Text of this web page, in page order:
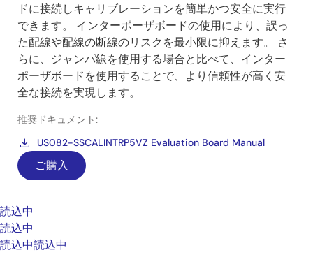
ドに接続しキャリブレーションを簡単かつ安全に実行
できます。 インターポーザボードの使用により、誤っ
た配線や配線の断線のリスクを最小限に抑えます。 さ
らに、ジャンパ線を使用する場合と比べて、インター
ポーザボードを使用することで、より信頼性が高く安
全な接続を実現します。
推奨ドキュメント:
US082-SSCALINTRP5VZ Evaluation Board Manual
ご購入
読込中
読込中
読込中読込中